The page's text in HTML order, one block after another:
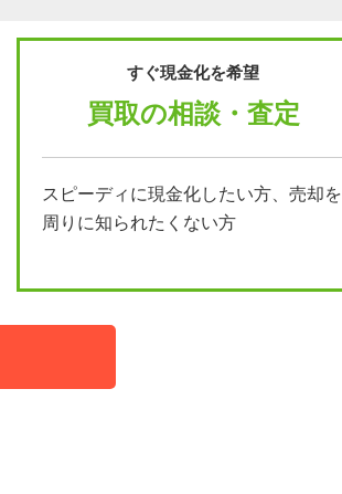
すぐ現金化を希望
買取の相談・査定
スピーディに現金化したい方、売却を
周りに知られたくない方